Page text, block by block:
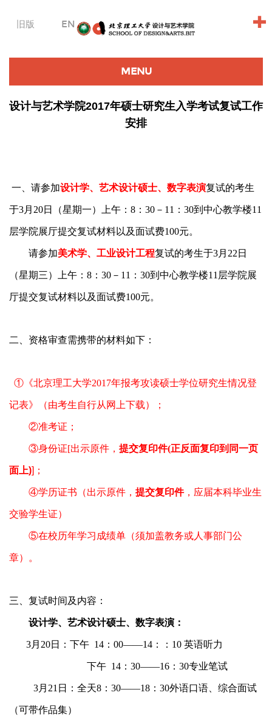
旧版 EN +
MENU
设计与艺术学院2017年硕士研究生入学考试复试工作
安排
一、 请参加设计学、艺术设计硕士、数字表演复试的考生
于3月 20日（星期一）上午： 8 ： 30 － 11 ： 30到中心教学楼11
层学院展厅提交复试材料以及面试费100元。
请参加美术学、工业设计工程复试的考生于3月 22 日
（星期三）上午： 8 ： 30 － 11 ： 30到中心教学楼11 层学院展
厅提交复试材料以及面试费100元。
资格审查需携带的材料如下：
① 《北京理工大学2017年报考攻读硕士学位研究生情况登
记表》 （由考生自行从网上下载）；
②准考证；
③身份证[出示原件， 提交复印件(正反面复印到同一页
面上)]；
④学历证书（出示原件， 提交复印件，应届本科毕业生
交验学生证）
⑤在校历年学习成绩单（须加盖教务或人事部门公
章）。
三、复试时间及内容：
设计学、艺术设计硕士、数字表演：
3月 20日：下午 14 ： 00——14 ：： 10 英语听力
下午 14 ： 30——16 ： 30专业笔试
3月 21 日：全天8 ： 30——18 ： 30外语口语、综合面试
（可带作品集）